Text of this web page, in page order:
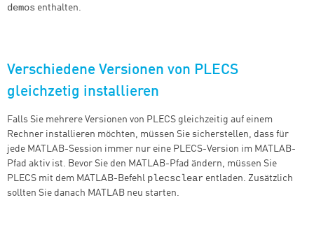
demos enthalten.
Verschiedene Versionen von PLECS
gleichzetig installieren
Falls Sie mehrere Versionen von PLECS gleichzeitig auf einem
Rechner installieren möchten, müssen Sie sicherstellen, dass für
jede MATLAB-Session immer nur eine PLECS-Version im MATLAB-
Pfad aktiv ist. Bevor Sie den MATLAB-Pfad ändern, müssen Sie
PLECS mit dem MATLAB-Befehl plecsclear entladen. Zusätzlich
sollten Sie danach MATLAB neu starten.